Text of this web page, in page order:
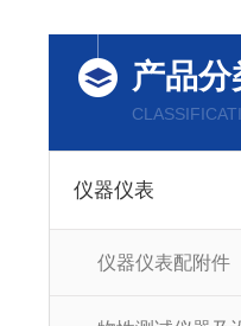
产品分
仪器仪表
仪器仪表配附件